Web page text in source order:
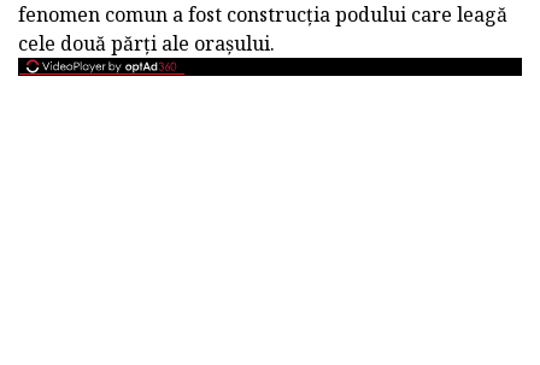
fenomen comun a fost construcția podului care leagă
cele două părți ale orașului.